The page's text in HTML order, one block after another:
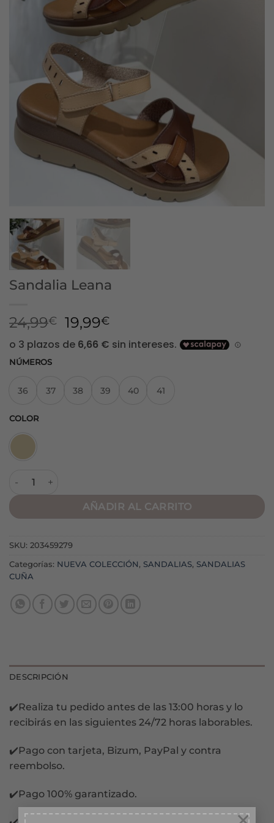
Sandalia Leana
24,99€
El
precio
original
19,99€El
precio
actual
NÚMEROS
36 37 38 39 40 41
COLOR
AÑADIR AL CARRITO
SKU: 203459279
Categorías: NUEVA COLECCIÓN , SANDALIAS, SANDALIAS
CUÑA
DESCRIPCIÓN
✔️Realiza tu pedido antes de las 13:00 horas y lo
recibirás en las siguientes 24/72 horas laborables.
✔️Pago con tarjeta, Bizum, PayPal y contra
reembolso.
✔️Pago 100% garantizado.